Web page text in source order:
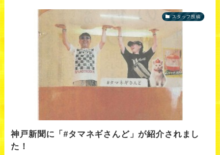
スタッフ投稿
神戸新聞に「#タマネギさんど」が紹介されまし
た！